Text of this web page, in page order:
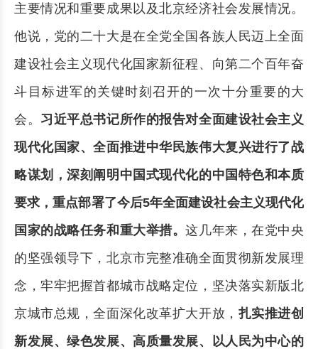
主要情况和重要成果以及北京经济社会发展情况。
他说，党的二十大是在全党全国各族人民迈上全面
建设社会主义现代化国家新征程、向第二个百年奋
斗目标进军的关键时刻召开的一次十分重要的大
会。 习近平总书记所作的报告对全面建设社会主义
现代化国家、全面推进中华民族伟大复兴进行了战
略谋划，深刻阐明中国式现代化的中国特色和本质
要求，重点部署了今后5年全面建设社会主义现代化
国家的战略任务和重大举措。这几年来，在党中央
的坚强领导下，北京市完整准确全面贯彻新发展理
念，牢牢把握首都城市战略定位，坚决落实新版北
京城市总规，全面深化改革扩大开放， 扎实推进创
新发展、绿色发展、高质量发展、以人民为中心的